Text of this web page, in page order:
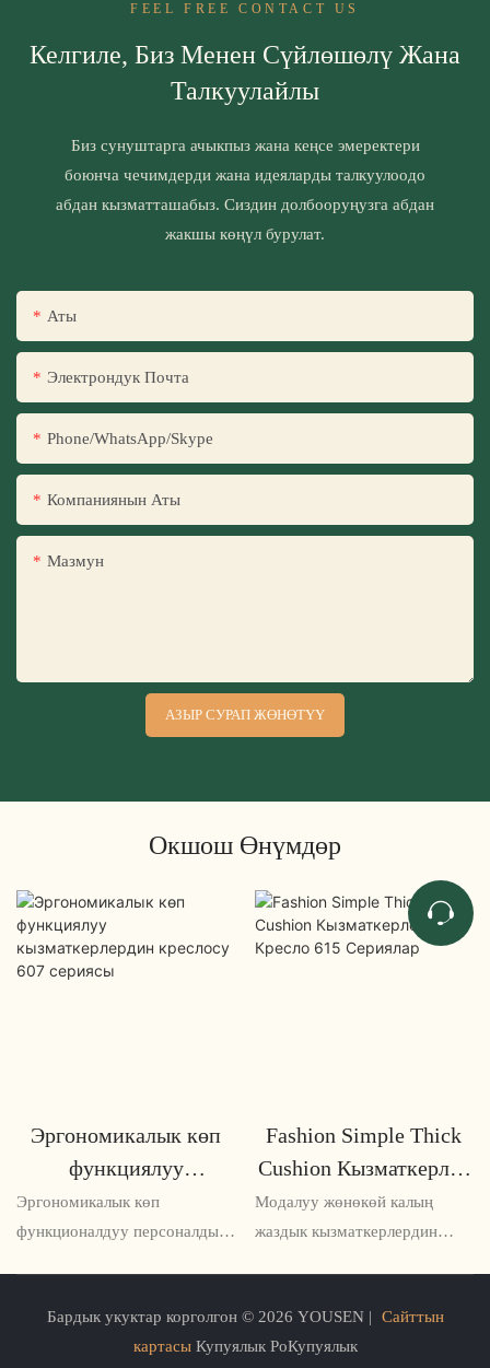
FEEL FREE CONTACT US
Келгиле, Биз Менен Сүйлөшөлү Жана
Талкуулайлы
Биз сунуштарга ачыкпыз жана кеңсе эмеректери
боюнча чечимдерди жана идеяларды талкуулоодо
абдан кызматташабыз. Сиздин долбооруңузга абдан
жакшы көңүл бурулат.
Аты
Электрондук Почта
Phone/WhatsApp/Skype
Компаниянын Аты
Мазмун
АЗЫР СУРАП ЖӨНӨТҮҮ
Окшош Өнүмдөр
Эргономикалык көп
функциялуу
кызматкерлердин
креслосу 607 сериясы
Эргономикалык көп
функционалдуу персоналдык
менен иштелип чыккан көп
тараптуу жана ыңгайлуу
Fashion Simple Thick
Cushion Кызматкерлер
Кресло 615 Сериялар
Модалуу жөнөкөй калың
жаздык кызматкерлердин
мейкиндигине ылайыктуу
ыңгайлуу жана стилдүү
Бардык укуктар корголгон © 2026 YOUSEN | Сайттын
картасыКупуялык PoКупуялык